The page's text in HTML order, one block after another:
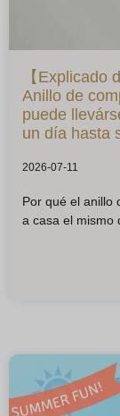
【Explicado
Anillo de
puede
un día hasta
2026-07-11
Por qué el anillo
a casa el mismo